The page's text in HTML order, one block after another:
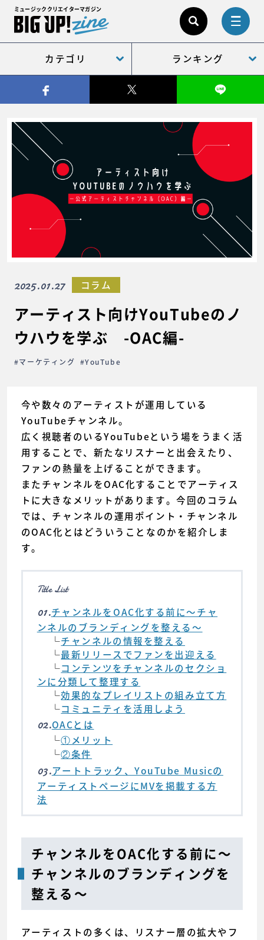
ミュージッククリエイターマガジン
カテゴリ ランキング
アーティスト向けYouTubeのノ
ウハウを学ぶ -OAC編-
2025.01.27 コラム
#マーケティング #YouTube
今や数々のアーティストが運用している
YouTubeチャンネル。
広く視聴者のいるYouTubeという場をうまく活
用することで、新たなリスナーと出会えたり、
ファンの熱量を上げることができます。
またチャンネルをOAC化することでアーティス
トに大きなメリットがあります。今回のコラム
では、チャンネルの運用ポイント・チャンネル
のOAC化とはどういうことなのかを紹介しま
す。
Title List
01.チャンネルをOAC化する前に〜チャ
ンネルのブランディングを整える〜
└チャンネルの情報を整える
└最新リリースでファンを出迎える
└コンテンツをチャンネルのセクショ
ンに分類して整理する
└効果的なプレイリストの組み立て方
└コミュニティを活用しよう
02.OACとは
└①メリット
└②条件
03.アートトラック、YouTube Musicの
アーティストページにMVを掲載する方
法
チャンネルをOAC化する前に〜
チャンネルのブランディングを
整える〜
アーティストの多くは、リスナー層の拡大やフ